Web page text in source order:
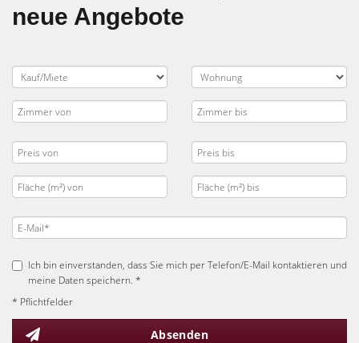
neue Angebote
Ich bin einverstanden, dass Sie mich per Telefon/E-Mail kontaktieren und
meine Daten speichern. *
* Pflichtfelder
Absenden